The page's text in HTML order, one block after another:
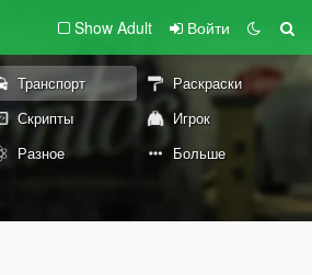
Show Adult Войти
Транспорт
Раскраски
Скрипты
Игрок
Разное Больше